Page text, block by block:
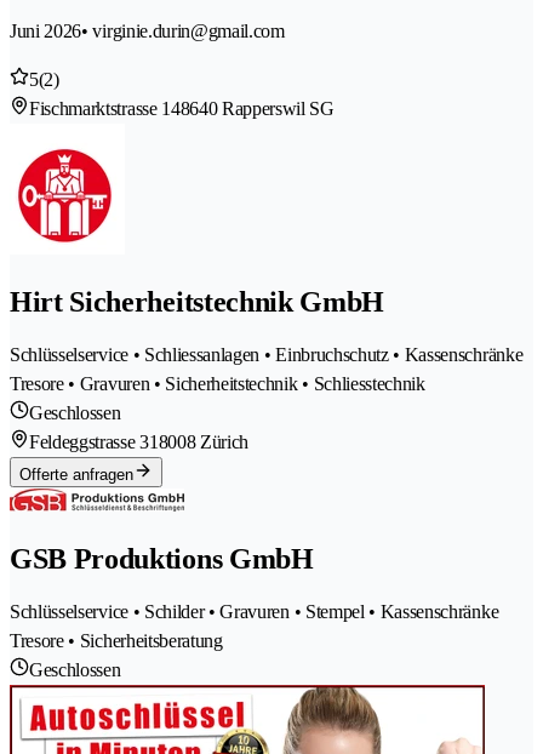
Juni 2026• virginie.durin@gmail.com
5(2)
Fischmarktstrasse 148640 Rapperswil SG
Hirt Sicherheitstechnik GmbH
Schlüsselservice • Schliessanlagen • Einbruchschutz • Kassenschränke
Tresore • Gravuren • Sicherheitstechnik • Schliesstechnik
Geschlossen
Feldeggstrasse 318008 Zürich
Offerte anfragen
GSB Produktions GmbH
Schlüsselservice • Schilder • Gravuren • Stempel • Kassenschränke
Tresore • Sicherheitsberatung
Geschlossen